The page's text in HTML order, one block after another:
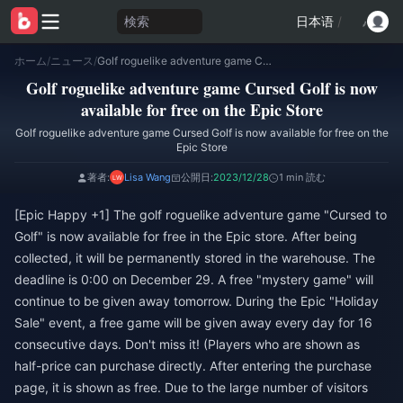
検索 日本语 /
ホーム/ニュース / Golf roguelike adventure game Cursed Golf is now available for free on the Epic Store
Golf roguelike adventure game Cursed Golf is now
available for free on the Epic Store
Golf roguelike adventure game Cursed Golf is now available for free on the
Epic Store
著者: Lisa Wang 公開日:2023/12/28 1 min 読む
[Epic Happy +1] The golf roguelike adventure game "Cursed to
Golf" is now available for free in the Epic store. After being
collected, it will be permanently stored in the warehouse. The
deadline is 0:00 on December 29. A free "mystery game" will
continue to be given away tomorrow. During the Epic "Holiday
Sale" event, a free game will be given away every day for 16
consecutive days. Don't miss it! (Players who are shown as
half-price can purchase directly. After entering the purchase
page, it is shown as free. Due to the large number of visitors